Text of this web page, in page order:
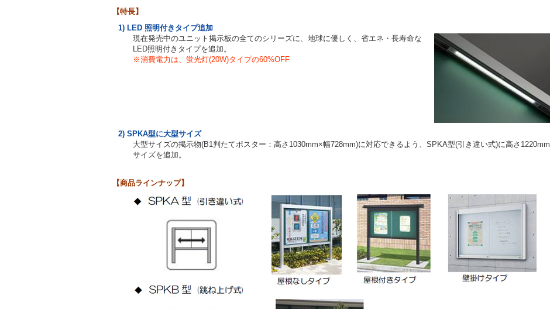
【特長】
1) LED 照明付きタイプ追加
現在発売中のユニット掲示板の全てのシリーズに、地球に優しく、省エネ・長寿命な
LED照明付きタイプを追加。
※消費電力は、蛍光灯(20W)タイプの60%OFF
2) SPKA型に大型サイズ
大型サイズの掲示物(B1判たてポスター：高さ1030mm×幅728mm)に対応できるよう、SPKA型(引き違い式)に高さ1220mm
サイズを追加。
【商品ラインナップ】